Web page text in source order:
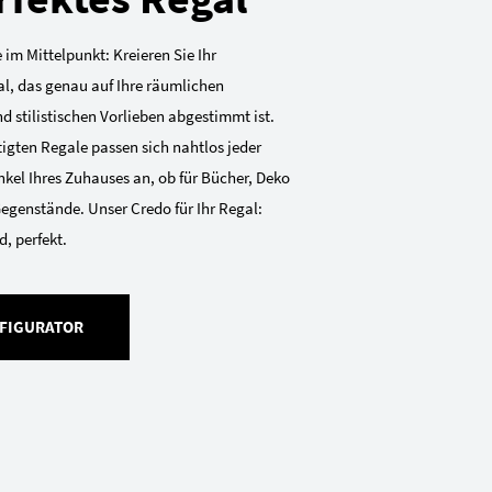
im Mittelpunkt: Kreieren Sie Ihr
das genau auf Ihre räumlichen
stilistischen Vorlieben abgestimmt ist.
Regale passen sich nahtlos jeder
Ihres Zuhauses an, ob für Bücher, Deko
Unser Credo für Ihr Regal:
perfekt.